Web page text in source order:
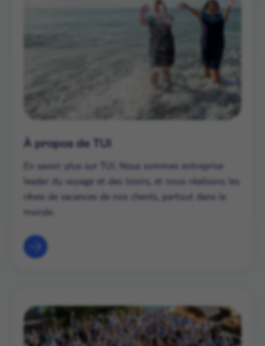
À propos de TUI
En savoir plus sur TUI. Nous sommes entreprise
leader du voyage et des loisirs, et nous réalisons les
rêves de vacances de nos clients, partout dans le
monde.